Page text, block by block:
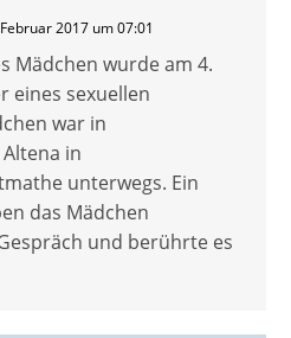
2017 um 07:01
Mädchen wurde am 4.
eines sexuellen
war in
in
unterwegs. Ein
das Mädchen
und berührte es